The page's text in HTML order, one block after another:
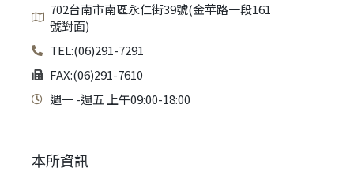
702台南市南區永仁街39號(金華路一段161
號對面)
TEL:(06)291-7291
FAX:(06)291-7610
週一 -週五 上午09:00-18:00
本所資訊